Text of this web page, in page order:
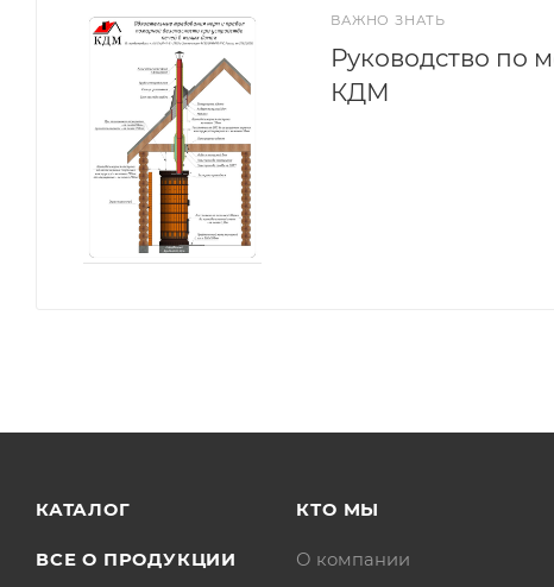
ВАЖНО ЗНАТЬ
Руководство по
КДМ
КАТАЛОГ
ВСЕ О ПРОДУКЦИИ
КТО МЫ
О компании